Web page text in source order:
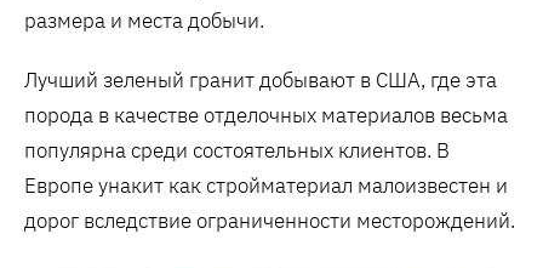
размера и места добычи.
Лучший зеленый гранит добывают в США, где эта
порода в качестве отделочных материалов весьма
популярна среди состоятельных клиентов. В
Европе унакит как стройматериал малоизвестен и
дорог вследствие ограниченности месторождений.